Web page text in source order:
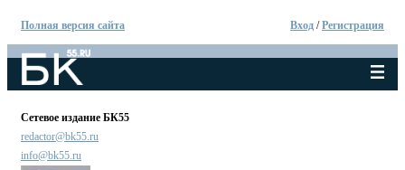
Полная версия сайта Вход /Регистрация
Сетевое издание БК55
redactor@bk55.ru
info@bk55.ru